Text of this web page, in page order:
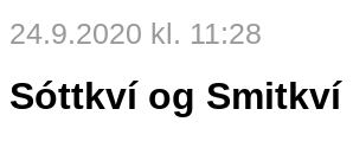
24.9.2020 kl. 11:28
Sóttkví og Smitkví